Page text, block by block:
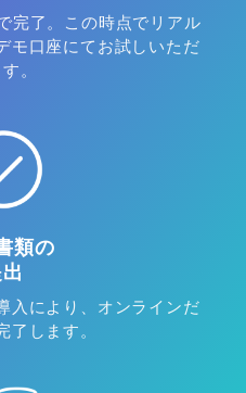
完了。この時点でリアル
モ口座にてお試しいただ
。
類の
入により、オンラインだ
了します。